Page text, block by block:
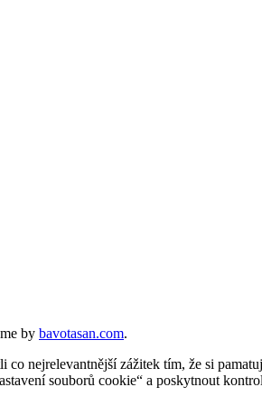
by bavotasan.com.
nejrelevantnější zážitek tím, že si
souborů cookie“ a poskytnout